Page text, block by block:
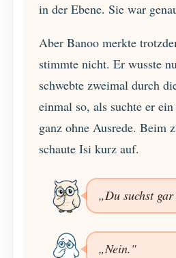
in der Ebene. Sie war
Aber Banoo merkte
stimmte nicht. Er wusste
schwebte zweimal durch
einmal so, als suchte er
ganz ohne Ausrede. Beim
schaute Isi kurz auf.
„Du suchst
„Nein."